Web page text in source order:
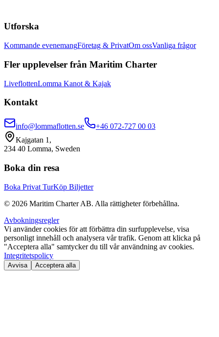
Utforska
Kommande evenemangFöretag & PrivatOm ossVanliga frågor
Fler upplevelser från Maritim Charter
LiveflottenLomma Kanot & Kajak
Kontakt
info@lommaflotten.se
+46 072-727 00 03
Kajgatan 1,
234 40 Lomma, Sweden
Boka din resa
Boka Privat TurKöp Biljetter
© 2026 Maritim Charter AB. Alla rättigheter förbehållna.
Avbokningsregler
Vi använder cookies för att förbättra din surfupplevelse, visa
personligt innehåll och analysera vår trafik. Genom att klicka på
"Acceptera alla" samtycker du till vår användning av cookies.
Integritetspolicy
Avvisa Acceptera alla